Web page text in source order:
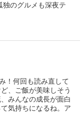
のグルメも深夜テ
！何回も読み直して
、ご飯が美味しそう
みんなの成長が面白
気持ちになるね。ア